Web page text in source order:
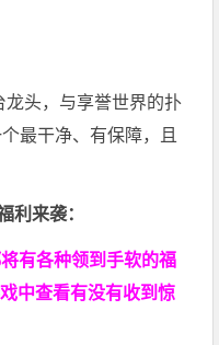
龙头，与享誉世界的扑
最干净、有保障，且
利来袭：
有各种领到手软的福
中查看有没有收到惊